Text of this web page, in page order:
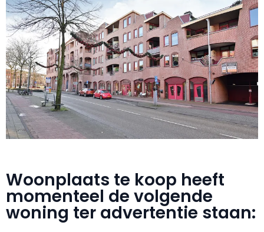
Woonplaats te koop heeft
momenteel de volgende
woning ter advertentie staan: